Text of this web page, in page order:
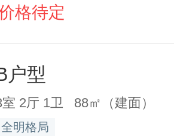
格待定
户型
室 2厅 1卫 88㎡（建面）
全明格局